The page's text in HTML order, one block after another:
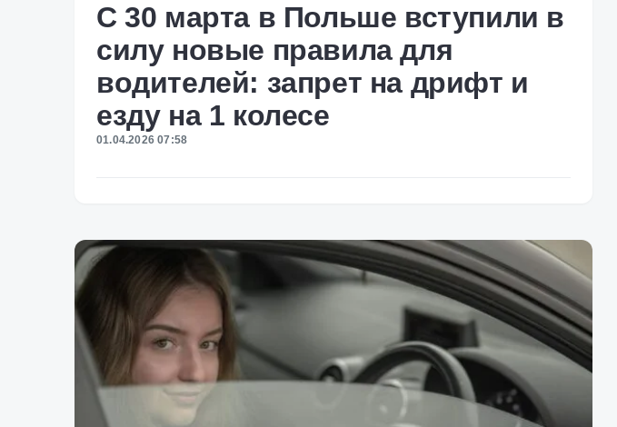
С 30 марта в Польше вступили в
силу новые правила для
водителей: запрет на дрифт и
езду на 1 колесе
01.04.2026 07:58